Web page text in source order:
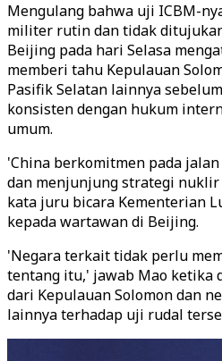
Mengulang bahwa uji ICBM-
militer rutin dan tidak
Beijing pada hari Selasa
memberi tahu Kepulauan
Pasifik Selatan lainnya
konsisten dengan hukum
umum.
'China berkomitmen pada
dan menjunjung strategi
kata juru bicara Kementerian
kepada wartawan di Beijing.
'Negara terkait tidak perlu
tentang itu,' jawab Mao ketika
dari Kepulauan Solomon dan
lainnya terhadap uji rudal